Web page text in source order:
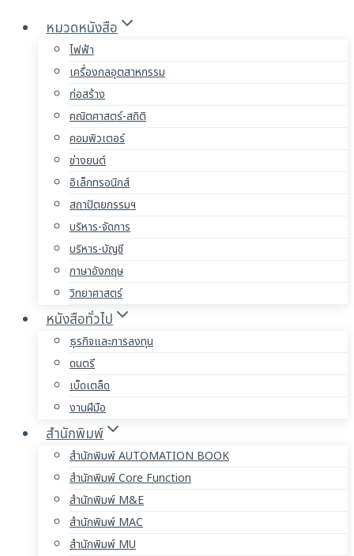
หมวดหนังสือ
ไฟฟ้า
เครื่องกลอุตสาหกรรม
ก่อสร้าง
คณิตศาสตร์-สถิติ
คอมพิวเตอร์
ช่างยนต์
อิเล็กทรอนิกส์
สถาปัตยกรรมฯ
บริหาร-จัดการ
บริหาร-บัญชี
ภาษาอังกฤษ
วิทยาศาสตร์
หนังสือทั่วไป
ธุรกิจและการลงทุน
ดนตรี
เบ็ดเตล็ด
งานฝีมือ
สำนักพิมพ์
สำนักพิมพ์ AUTOMATION BOOK
สำนักพิมพ์ Core Function
สำนักพิมพ์ M&E
สำนักพิมพ์ MAC
สำนักพิมพ์ MU